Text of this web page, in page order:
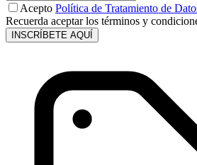
Acepto Política de Tratamiento de
Recuerda aceptar los términos y
INSCRÍBETE AQUÍ